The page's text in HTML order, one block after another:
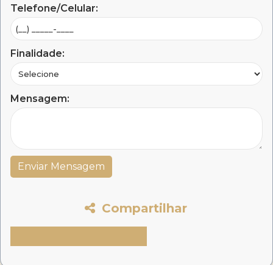
Telefone/Celular:
Finalidade:
Mensagem:
Compartilhar